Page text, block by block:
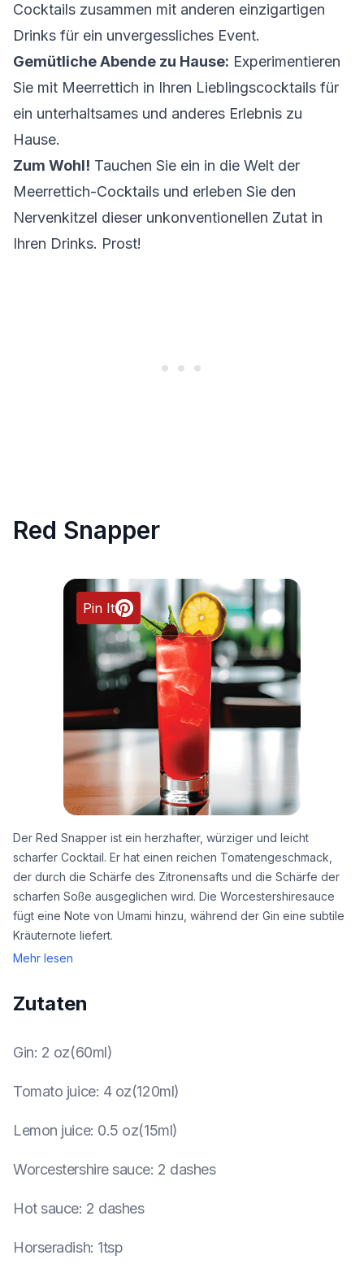
Cocktails zusammen mit anderen einzigartigen
Drinks für ein unvergessliches Event.
Gemütliche Abende zu Hause: Experimentieren
Sie mit Meerrettich in Ihren Lieblingscocktails für
ein unterhaltsames und anderes Erlebnis zu
Hause.
Zum Wohl! Tauchen Sie ein in die Welt der
Meerrettich-Cocktails und erleben Sie den
Nervenkitzel dieser unkonventionellen Zutat in
Ihren Drinks. Prost!
Red Snapper
Pin It
Der Red Snapper ist ein herzhafter, würziger und leicht
scharfer Cocktail. Er hat einen reichen Tomatengeschmack,
der durch die Schärfe des Zitronensafts und die Schärfe der
scharfen Soße ausgeglichen wird. Die Worcestershiresauce
fügt eine Note von Umami hinzu, während der Gin eine subtile
Kräuternote liefert.
Mehr lesen
Zutaten
Gin: 2 oz(60ml)
Tomato juice: 4 oz(120ml)
Lemon juice: 0.5 oz(15ml)
Worcestershire sauce: 2 dashes
Hot sauce: 2 dashes
Horseradish: 1tsp